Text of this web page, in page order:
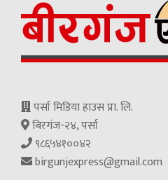
पर्सा मिडिया हाउस प्रा. लि.
बिरगंज-२४, पर्सा
९८६५४१००४२
birgunjexpress@gmail.com